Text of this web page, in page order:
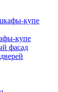
купе
купе
фасад